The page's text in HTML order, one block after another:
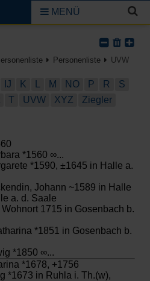
MENÜ
Personenliste UVW
IJ K M NO P R
S
T UVW XYZ Ziegler
*1560 ∞...
*1590, ±1645 in Halle a.
Johann ~1589 in Halle
a. d. Saale
1715 in Gosenbach b.
*1851 in Gosenbach b.
*1850 ∞...
*1678, +1756
*1673 in Ruhla i. Th.(w),